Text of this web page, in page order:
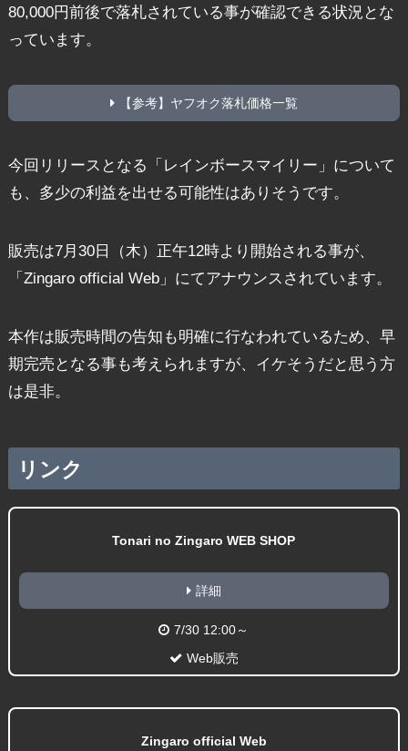
80,000円前後で落札されている事が確認できる状況とな
っています。
【参考】ヤフオク落札価格一覧
今回リリースとなる「レインボースマイリー」について
も、多少の利益を出せる可能性はありそうです。
販売は7月30日（木）正午12時より開始される事が、
「Zingaro official Web」にてアナウンスされています。
本作は販売時間の告知も明確に行なわれているため、早
期完売となる事も考えられますが、イケそうだと思う方
は是非。
リンク
Tonari no Zingaro WEB SHOP
詳細
7/30 12:00～
Web販売
Zingaro official Web